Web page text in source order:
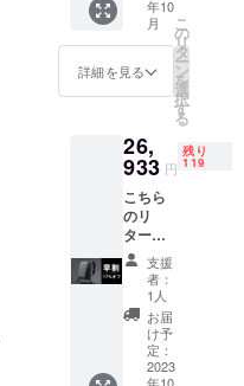
ころを
90名様
限定で
27％オ
フにて
ご用意
ます。
リター
ン価格
には消
費税と
送料を
含みま
す。
年10
月
詳細を見る
こ
の
リ
タ
ー
ン
を
選
択
す
る
26,
933 円
残り
119
こちら
のリ
ターン
では、
「Snap
Pack」
1点 税
込価格
32450
円のと
支援
者：
1人
お届
け予
定：
2023